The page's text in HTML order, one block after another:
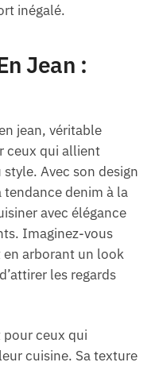
inégalé.
Jean :
jean, véritable
ceux qui allient
Avec son design
denim à la
avec élégance
Imaginez-vous
arborant un look
les regards
ceux qui
cuisine. Sa texture